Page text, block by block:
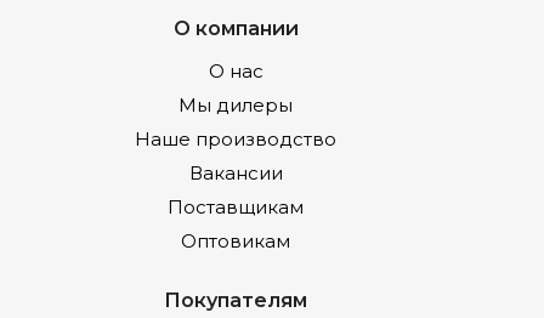
О компании
О нас
Мы дилеры
Наше производство
Вакансии
Поставщикам
Оптовикам
Покупателям